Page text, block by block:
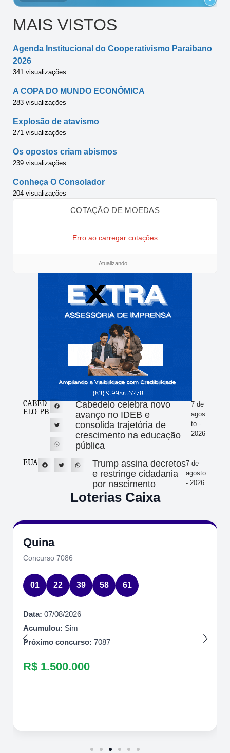
MAIS VISTOS
Agenda Institucional do Cooperativismo Paraibano
2026
341 visualizações
A COPA DO MUNDO ECONÔMICA
283 visualizações
Explosão de atavismo
271 visualizações
Os opostos criam abismos
239 visualizações
Conheça O Consolador
204 visualizações
COTAÇÃO DE MOEDAS
Erro ao carregar cotações
Atualizando...
CABED
ELO-PB
Cabedelo celebra novo
avanço no IDEB e
consolida trajetória de
crescimento na educação
pública
7 de
agos
to -
2026
EUA
Trump assina decretos
e restringe cidadania
por nascimento
7 de
agosto
- 2026
Loterias Caixa
Quina
Concurso 7086
01 22 39 58 61
Data: 07/08/2026
Acumulou: Sim
Próximo concurso: 7087
R$ 1.500.000